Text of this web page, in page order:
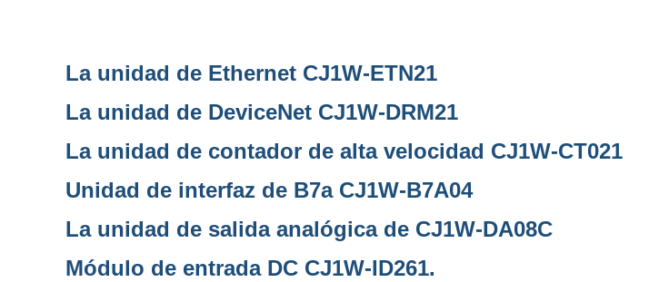
La unidad de Ethernet CJ1W-ETN21
La unidad de DeviceNet CJ1W-DRM21
La unidad de contador de alta velocidad CJ1W-CT021
Unidad de interfaz de B7a CJ1W-B7A04
La unidad de salida analógica de CJ1W-DA08C
Módulo de entrada DC CJ1W-ID261.